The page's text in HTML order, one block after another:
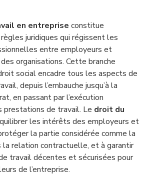
en entreprise constitue
juridiques qui régissent les
entre employeurs et
organisations. Cette branche
social encadre tous les aspects de
depuis l’embauche jusqu’à la
en passant par l’exécution
prestations de travail. Le droit du
les intérêts des employeurs et
la partie considérée comme la
la relation contractuelle, et à garantir
travail décentes et sécurisées pour
de l’entreprise.